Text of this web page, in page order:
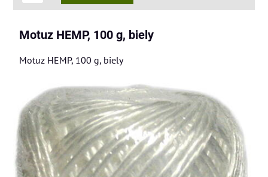
Motuz HEMP, 100 g, biely
Motuz HEMP, 100 g, biely